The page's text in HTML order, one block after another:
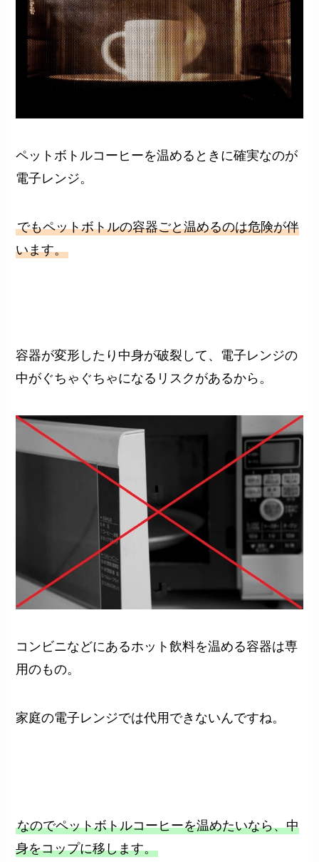
ペットボトルコーヒーを温めるときに確実なのが
電子レンジ。
でもペットボトルの容器ごと温めるのは危険が伴
います。
容器が変形したり中身が破裂して、電子レンジの
中がぐちゃぐちゃになるリスクがあるから。
コンビニなどにあるホット飲料を温める容器は専
用のもの。
家庭の電子レンジでは代用できないんですね。
なのでペットボトルコーヒーを温めたいなら、中
身をコップに移します。